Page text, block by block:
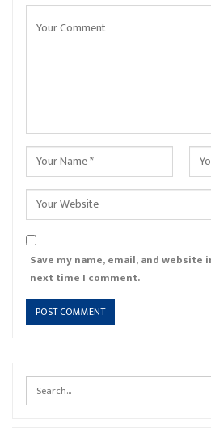
Save my name, email, and
next time I comment.